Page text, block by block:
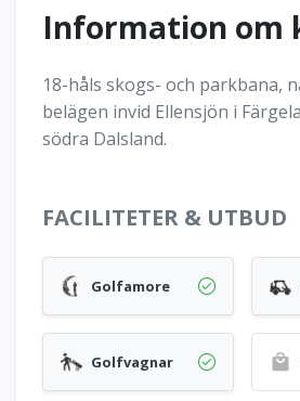
Information om
18-håls skogs- och parkbana,
belägen invid Ellensjön i
södra Dalsland.
FACILITETER & UTBUD
Golfamore
Golfvagnar